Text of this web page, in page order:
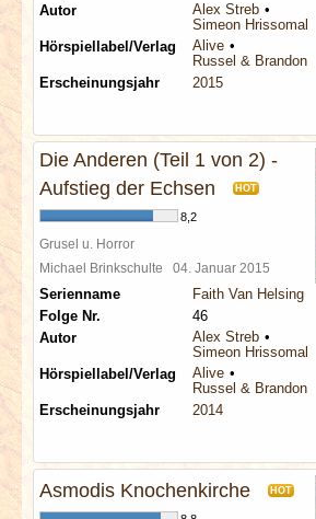
Autor
Alex Streb
Simeon Hrissomallis
Hörspiellabel/Verlag
Alive
Russel & Brandon
Erscheinungsjahr
2015
Die Anderen (Teil 1 von 2) -
Aufstieg der Echsen
HOT
8,2
Grusel u. Horror
Michael Brinkschulte 04. Januar 2015
Serienname
Faith Van Helsing
Folge Nr.
46
Autor
Alex Streb
Simeon Hrissomallis
Hörspiellabel/Verlag
Alive
Russel & Brandon
Erscheinungsjahr
2014
Asmodis Knochenkirche HOT